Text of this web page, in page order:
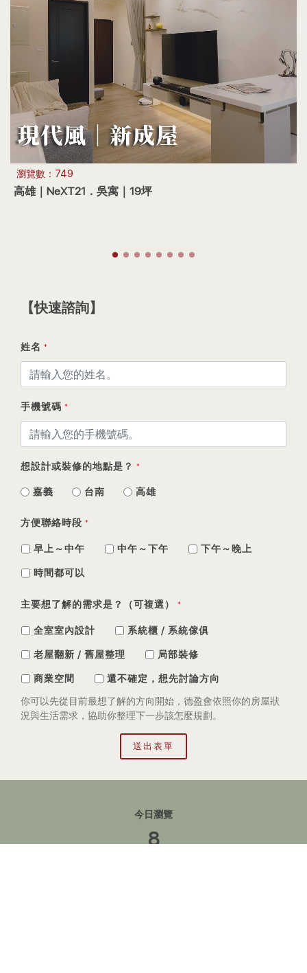
【快速諮詢】
姓名 *
手機號碼 *
想設計或裝修的地點是？ *
嘉義 台南 高雄
方便聯絡時段 *
早上～中午 中午～下午 下午～晚上
時間都可以
主要想了解的需求是？（可複選） *
全室室內設計 系統櫃 / 系統傢俱
老屋翻新 / 舊屋整理 局部裝修
商業空間 還不確定，想先討論方向
你可以先從目前最想了解的方向開始，德盈會依照你的房屋狀
況與生活需求，協助你整理下一步該怎麼規劃。
送出表單
今日瀏覽
8